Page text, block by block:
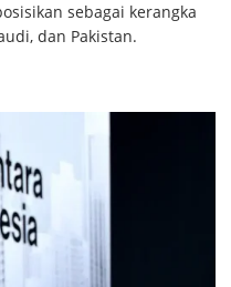
sebagai kerangka
dan Pakistan.